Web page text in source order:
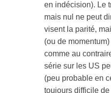
en indécision). Le
mais nul ne peut
visent la parité,
(ou de
comme au
série sur les US
(peu probable en
toujours difficile